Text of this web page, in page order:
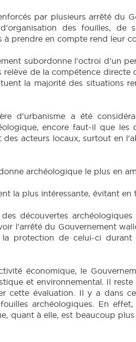
par plusieurs arrêté du
des fouilles, de
prendre en compte rend leur
subordonne l'octroi d'un
de la compétence directe
la majorité des situations
d'urbanisme a été
encore faut-il que les
acteurs locaux, surtout en
archéologique le plus en
la plus intéressante, évitant en
découvertes
l'arrêté du Gouvernement
protection de celui-ci
économique, le
et environnemental. Il
cette évaluation. Il y a dans
archéologiques. En
quant à elle, est beaucoup